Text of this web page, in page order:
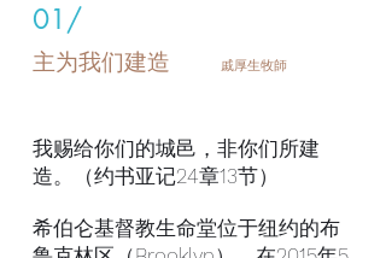
01/
主为我们建造 戚厚生牧師
我赐给你们的城邑，非你们所建
造。（约书亚记24章13节）
希伯仑基督教生命堂位于纽约的布